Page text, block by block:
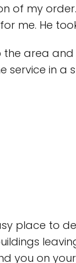
of my
me. He
the area
service in a
place to
you on